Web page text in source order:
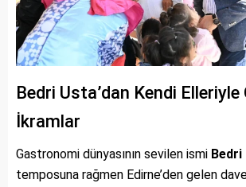
Bedri Usta’dan Kendi Elleriyle
İkramlar
Gastronomi dünyasının sevilen ismi Bedri
temposuna rağmen Edirne’den gelen